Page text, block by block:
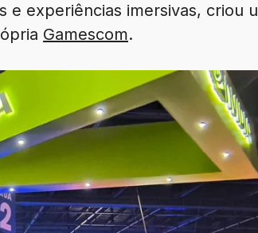
e experiências imersivas, criou
Gamescom.